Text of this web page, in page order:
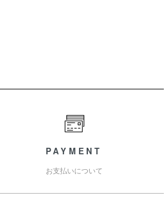
PAYMENT
お支払いについて